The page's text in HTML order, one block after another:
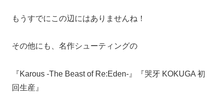
もうすでにこの辺にはありませんね！
その他にも、名作シューティングの
『Karous -The Beast of Re:Eden-』『哭牙 KOKUGA 初
回生産』